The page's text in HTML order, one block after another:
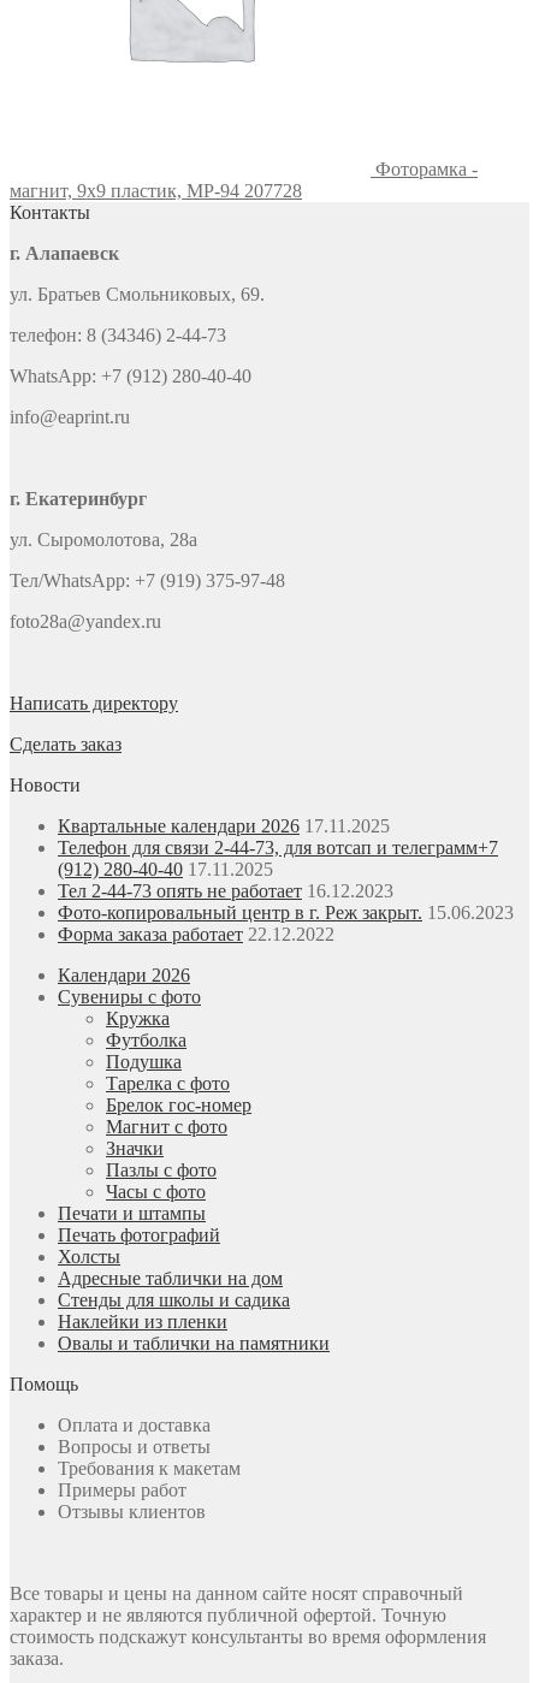
Фоторамка -
магнит, 9х9 пластик, MP-94 207728
Контакты
г. Алапаевск
ул. Братьев Смольниковых, 69.
телефон: 8 (34346) 2-44-73
WhatsApp: +7 (912) 280-40-40
info@eaprint.ru
г. Екатеринбург
ул. Сыромолотова, 28а
Тел/WhatsApp: +7 (919) 375-97-48
foto28a@yandex.ru
Написать директору
Сделать заказ
Новости
Квартальные календари 2026 17.11.2025
Телефон для связи 2-44-73, для вотсап и телеграмм+7
(912) 280-40-40 17.11.2025
Тел 2-44-73 опять не работает 16.12.2023
Фото-копировальный центр в г. Реж закрыт. 15.06.2023
Форма заказа работает 22.12.2022
Календари 2026
Сувениры с фото
Кружка
Футболка
Подушка
Тарелка с фото
Брелок гос-номер
Магнит с фото
Значки
Пазлы с фото
Часы с фото
Печати и штампы
Печать фотографий
Холсты
Адресные таблички на дом
Стенды для школы и садика
Наклейки из пленки
Овалы и таблички на памятники
Помощь
Оплата и доставка
Вопросы и ответы
Требования к макетам
Примеры работ
Отзывы клиентов
Все товары и цены на данном сайте носят справочный
характер и не являются публичной офертой. Точную
стоимость подскажут консультанты во время оформления
заказа.